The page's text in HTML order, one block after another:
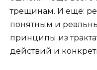
трещинам. И ещё:
понятным и
принципы из
действий и